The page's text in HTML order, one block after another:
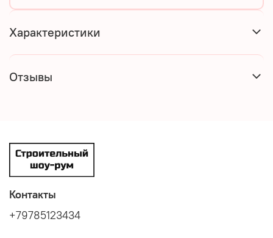
Характеристики
Отзывы
Контакты
+79785123434